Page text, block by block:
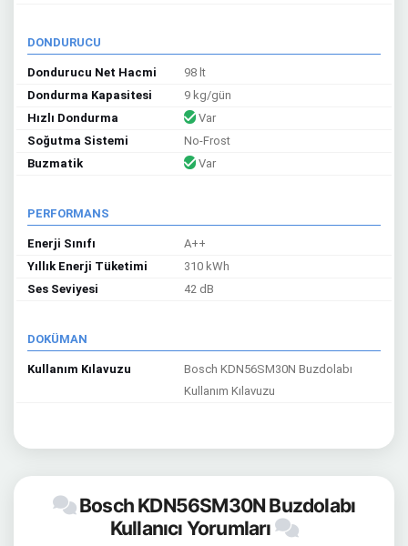
DONDURUCU
Dondurucu Net Hacmi
98 lt
Dondurma Kapasitesi
9 kg/gün
Hızlı Dondurma
Var
Soğutma Sistemi
No-Frost
Buzmatik
Var
PERFORMANS
Enerji Sınıfı
A++
Yıllık Enerji Tüketimi
310 kWh
Ses Seviyesi
42 dB
DOKÜMAN
Kullanım Kılavuzu
Bosch KDN56SM30N Buzdolabı
Kullanım Kılavuzu
Bosch KDN56SM30N Buzdolabı
Kullanıcı Yorumları